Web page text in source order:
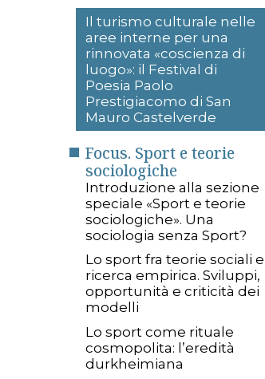
Il turismo culturale nelle
aree interne per una
rinnovata «coscienza di
luogo»: il Festival di
Poesia Paolo
Prestigiacomo di San
Mauro Castelverde
Focus. Sport e teorie
sociologiche
Introduzione alla sezione
speciale «Sport e teorie
sociologiche». Una
sociologia senza Sport?
Lo sport fra teorie sociali e
ricerca empirica. Sviluppi,
opportunità e criticità dei
modelli
Lo sport come rituale
cosmopolita: l’eredità
durkheimiana